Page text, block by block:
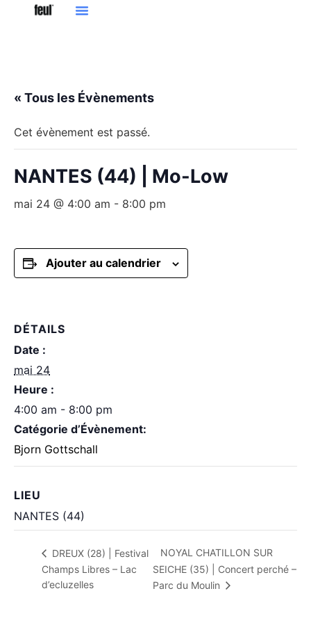
« Tous les Évènements
Cet évènement est passé.
NANTES (44) | Mo-Low
mai 24 @ 4:00 am - 8:00 pm
Ajouter au calendrier
DÉTAILS
Date :
mai 24
Heure :
4:00 am - 8:00 pm
Catégorie d’Évènement:
Bjorn Gottschall
LIEU
NANTES (44)
DREUX (28) | Festival
Champs Libres – Lac
d’ecluzelles
NOYAL CHATILLON SUR
SEICHE (35) | Concert perché –
Parc du Moulin